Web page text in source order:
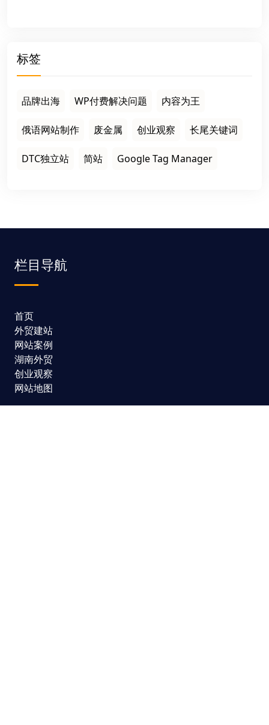
标签
品牌出海 WP付费解决问题 内容为王
俄语网站制作 废金属 创业观察 长尾关键词
DTC独立站 简站 Google Tag Manager
栏目导航
首页
外贸建站
网站案例
湖南外贸
创业观察
网站地图